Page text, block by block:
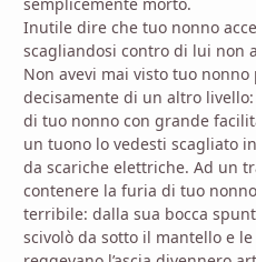
Inutile dire che tuo nonno
scagliandosi contro di lui non
Non avevi mai visto tuo
decisamente di un altro
di tuo nonno con grande
un tuono lo vedesti scagliato
da scariche elettriche. Ad un
contenere la furia di tuo
terribile: dalla sua bocca
scivolò da sotto il mantello e